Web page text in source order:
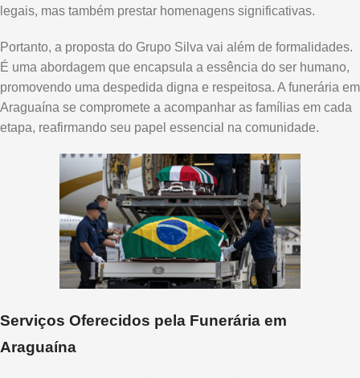
legais, mas também prestar homenagens significativas.
Portanto, a proposta do Grupo Silva vai além de formalidades.
É uma abordagem que encapsula a essência do ser humano,
promovendo uma despedida digna e respeitosa. A funerária em
Araguaína se compromete a acompanhar as famílias em cada
etapa, reafirmando seu papel essencial na comunidade.
Serviços Oferecidos pela Funerária em
Araguaína